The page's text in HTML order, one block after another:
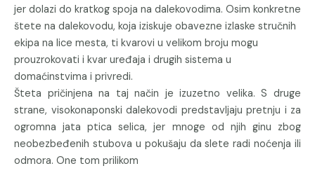
jer dolazi do kratkog spoja na dalekovodima. Osim konkretne
štete na dalekovodu, koja iziskuje obavezne izlaske stručnih
ekipa na lice mesta, ti kvarovi u velikom broju mogu
prouzrokovati i kvar uređaja i drugih sistema u
domaćinstvima i privredi.
Šteta pričinjena na taj način je izuzetno velika. S druge
strane, visokonaponski dalekovodi predstavljaju pretnju i za
ogromna jata ptica selica, jer mnoge od njih ginu zbog
neobezbeđenih stubova u pokušaju da slete radi noćenja ili
odmora. One tom prilikom